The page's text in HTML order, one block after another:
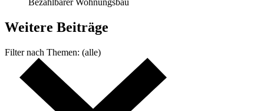
Bezahlbarer Wohnungsbau
Weitere Beiträge
Filter nach Themen: (alle)